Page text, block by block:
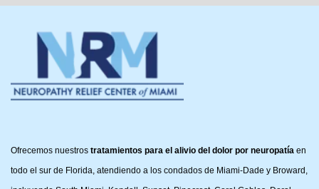
Ofrecemos nuestros tratamientos para el alivio del dolor por neuropatía en
todo el sur de Florida, atendiendo a los condados de Miami-Dade y Broward,